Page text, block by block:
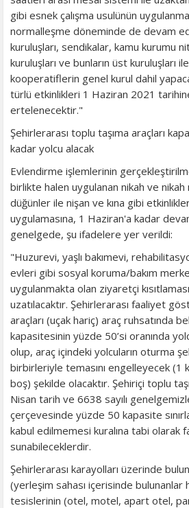
gibi esnek çalışma usulünün
normalleşme döneminde de devam
kuruluşları, sendikalar, kamu kurumu
kuruluşları ve bunların üst kuruluşları
kooperatiflerin genel kurul dahil
türlü etkinlikleri 1 Haziran 2021
ertelenecektir."
Şehirlerarası toplu taşıma araçları
kadar yolcu alacak
Evlendirme işlemlerinin
birlikte halen uygulanan nikah ve
düğünler ile nişan ve kına gibi
uygulamasına, 1 Haziran'a kadar
genelgede, şu ifadelere yer verildi:
"Huzurevi, yaşlı bakımevi,
evleri gibi sosyal koruma/bakım
uygulanmakta olan ziyaretçi
uzatılacaktır. Şehirlerarası faaliyet
araçları (uçak hariç) araç ruhsatında
kapasitesinin yüzde 50’si oranında
olup, araç içindeki yolcuların oturma
birbirleriyle temasını engelleyecek (1
boş) şekilde olacaktır. Şehiriçi toplu
Nisan tarih ve 6638 sayılı
çerçevesinde yüzde 50 kapasite
kabul edilmemesi kuralına tabi olarak
sunabileceklerdir.
Şehirlerarası karayolları üzerinde
(yerleşim sahası içerisinde bulunanlar
tesislerinin (otel, motel, apart otel,